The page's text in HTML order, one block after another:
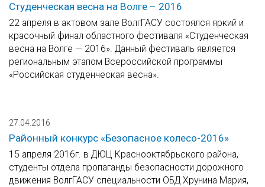
Студенческая весна на Волге – 2016
22 апреля в актовом зале ВолгГАСУ состоялся яркий и
красочный финал областного фестиваля «Студенческая
весна на Волге — 2016». Данный фестиваль является
региональным этапом Всероссийской программы
«Российская студенческая весна».
27.04.2016
Районный конкурс «Безопасное колесо-2016»
15 апреля 2016г. в ДЮЦ Краснооктябрьского района,
студенты отдела пропаганды безопасности дорожного
движения ВолгГАСУ специальности ОБД Хрунина Мария,